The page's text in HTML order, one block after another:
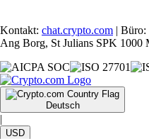
Kontakt: chat.crypto.com |
Ang Borg, St Julians SPK 1000
Deutsch
|
USD